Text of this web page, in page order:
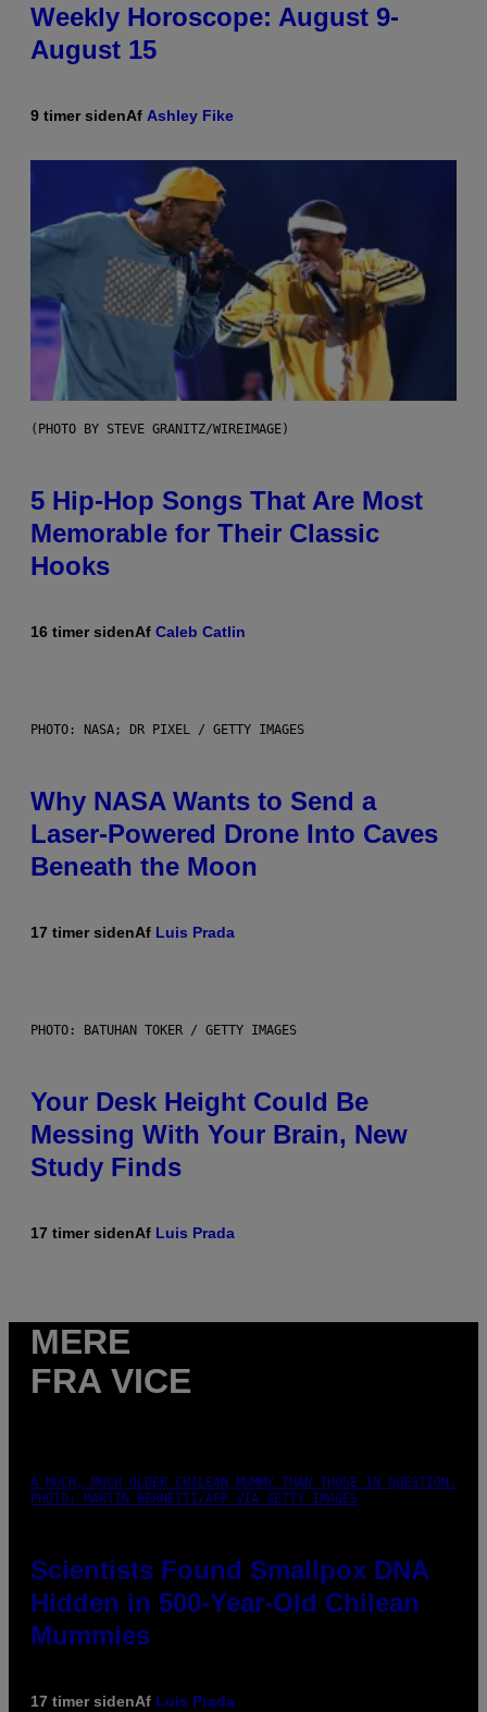
Weekly Horoscope: August 9-
August 15
9 timer sidenAf Ashley Fike
(PHOTO BY STEVE GRANITZ/WIREIMAGE)
5 Hip-Hop Songs That Are Most
Memorable for Their Classic
Hooks
16 timer sidenAf Caleb Catlin
PHOTO: NASA; DR PIXEL / GETTY IMAGES
Why NASA Wants to Send a
Laser-Powered Drone Into Caves
Beneath the Moon
17 timer sidenAf Luis Prada
PHOTO: BATUHAN TOKER / GETTY IMAGES
Your Desk Height Could Be
Messing With Your Brain, New
Study Finds
17 timer sidenAf Luis Prada
MERE
FRA VICE
A MUCH, MUCH OLDER CHILEAN MUMMY THAN THOSE IN QUESTION.
PHOTO: MARTIN BERNETTI/AFP VIA GETTY IMAGES
Scientists Found Smallpox DNA
Hidden in 500-Year-Old Chilean
Mummies
17 timer sidenAf Luis Prada